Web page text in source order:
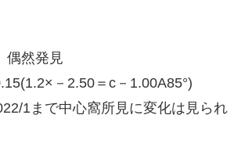
偶然発見
－2.50＝c－1.00A85°)
1まで中心窩所見に変化は見られ